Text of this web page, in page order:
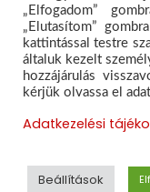
© 2026
„Elfogadom”
„Elutasítom”
kattintással testre
általuk kezelt
hozzájárulás
kérjük olvassa el
Adatkezelési
Beállítások